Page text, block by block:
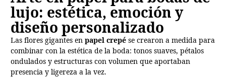
lujo: estética, emoción y
diseño personalizado
Las flores gigantes enpapel crepé se crearon a medida para
combinar con la estética de la boda: tonos suaves, pétalos
ondulados y estructuras con volumen que aportaban
presencia y ligereza a la vez.